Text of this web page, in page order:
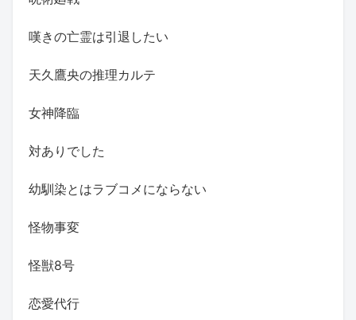
嘆きの亡霊は引退したい
天久鷹央の推理カルテ
女神降臨
対ありでした
幼馴染とはラブコメにならない
怪物事変
怪獣8号
恋愛代行